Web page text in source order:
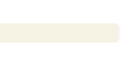
化智慧文學的受眾是年輕
學形式，凡是想要過充滿敬